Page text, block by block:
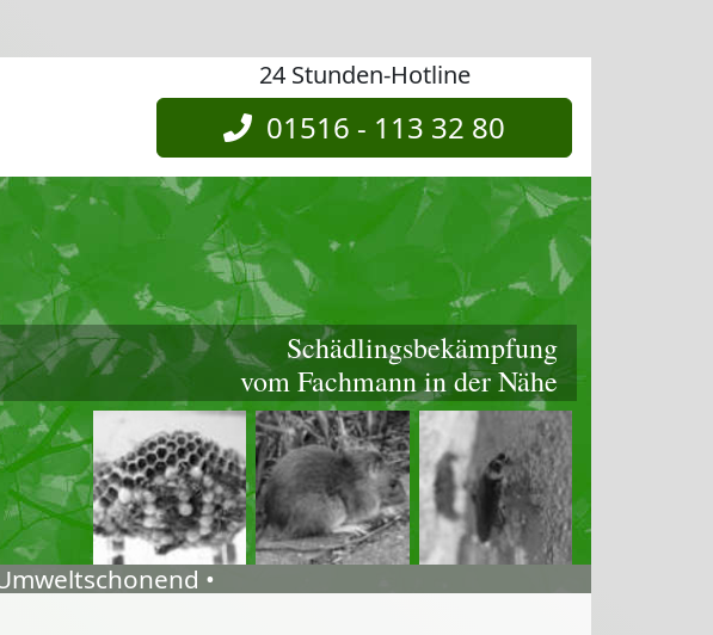
24 Stunden-Hotline
01516 - 113 32 80
Schädlingsbekämpfung
vom Fachmann in der Nähe
•